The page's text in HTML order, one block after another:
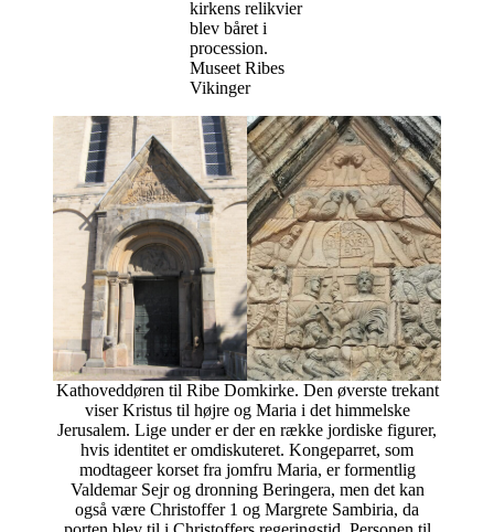
kirkens relikvier
blev båret i
procession.
Museet Ribes
Vikinger
Kathoveddøren til Ribe Domkirke. Den øverste trekant
viser Kristus til højre og Maria i det himmelske
Jerusalem. Lige under er der en række jordiske figurer,
hvis identitet er omdiskuteret. Kongeparret, som
modtageer korset fra jomfru Maria, er formentlig
Valdemar Sejr og dronning Beringera, men det kan
også være Christoffer 1 og Margrete Sambiria, da